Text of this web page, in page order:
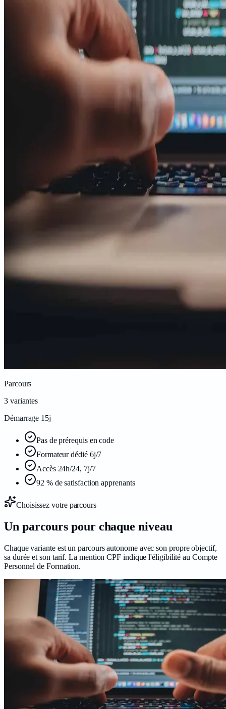
Parcours
3variantes
Démarrage 15j
Pas de prérequis en code
Formateur dédié 6j/7
Accès 24h/24, 7j/7
92 % de satisfaction apprenants
Choisissez votre parcours
Un parcours pour chaque niveau
Chaque variante est un parcours autonome avec son propre objectif,
sa durée et son tarif. La mention CPF indique l'éligibilité au Compte
Personnel de Formation.